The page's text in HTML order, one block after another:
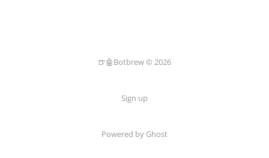
🍺🤖Botbrew © 2026
Sign up
Powered by Ghost